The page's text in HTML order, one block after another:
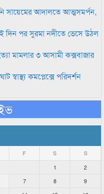
সায়েমের আদালতে আত্মসমর্পন,
দিন পর সুরমা নদীতে ভেসে উঠল
মামলার ৩ আসামী কক্সবাজার
স্বাস্থ্য কমপ্লেক্সে পরিদর্শন
F S S
1
2
7 8
9